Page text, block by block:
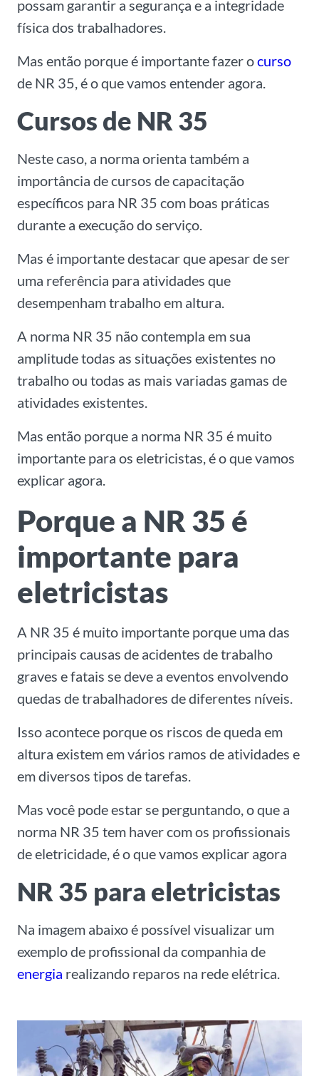
possam garantir a segurança e a integridade
física dos trabalhadores.
Mas então porque é importante fazer ocurso
de NR 35, é o que vamos entender agora.
Cursos de NR 35
Neste caso, a norma orienta também a
importância de cursos de capacitação
específicos para NR 35 com boas práticas
durante a execução do serviço.
Mas é importante destacar que apesar de ser
uma referência para atividades que
desempenham trabalho em altura.
A norma NR 35 não contempla em sua
amplitude todas as situações existentes no
trabalho ou todas as mais variadas gamas de
atividades existentes.
Mas então porque a norma NR 35 é muito
importante para os eletricistas, é o que vamos
explicar agora.
Porque a NR 35 é
importante para
eletricistas
A NR 35 é muito importante porque uma das
principais causas de acidentes de trabalho
graves e fatais se deve a eventos envolvendo
quedas de trabalhadores de diferentes níveis.
Isso acontece porque os riscos de queda em
altura existem em vários ramos de atividades e
em diversos tipos de tarefas.
Mas você pode estar se perguntando, o que a
norma NR 35 tem haver com os profissionais
de eletricidade, é o que vamos explicar agora
NR 35 para eletricistas
Na imagem abaixo é possível visualizar um
exemplo de profissional da companhia de
energia realizando reparos na rede elétrica.